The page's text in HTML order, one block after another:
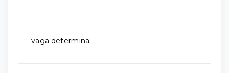
vaga determina